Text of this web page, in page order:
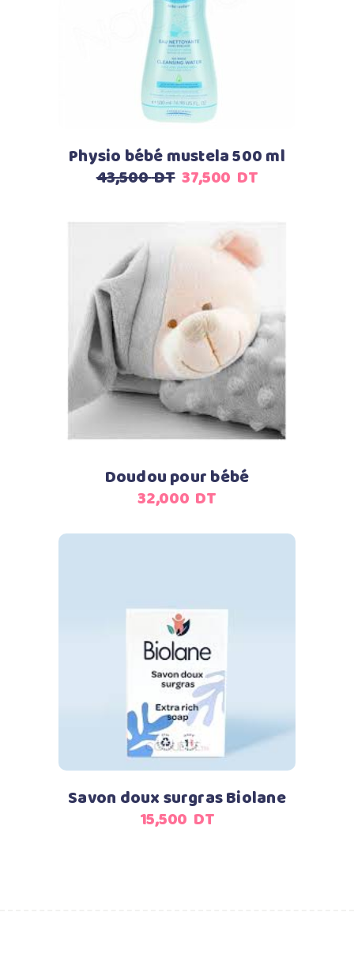
Ajouter au panier
Physio bébé mustela 500 ml
43,500DT Le
était :
43,500
37,500 DTLe
est :
Ajouter au panier
Doudou pour bébé
32,000 DT
Ajouter au panier
Savon doux surgras Biolane
15,500 DT